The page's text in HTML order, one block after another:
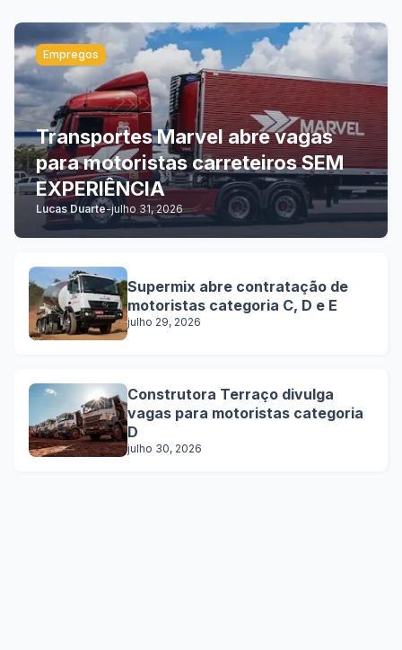
Empregos
Transportes Marvel abre vagas
para motoristas carreteiros SEM
EXPERIÊNCIA
Lucas Duarte-julho 31, 2026
Supermix abre contratação de
motoristas categoria C, D e E
julho 29, 2026
Construtora Terraço divulga
vagas para motoristas categoria
D
julho 30, 2026